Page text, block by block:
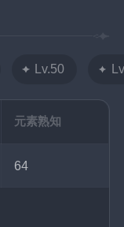
Lv.50
元素熟知
64